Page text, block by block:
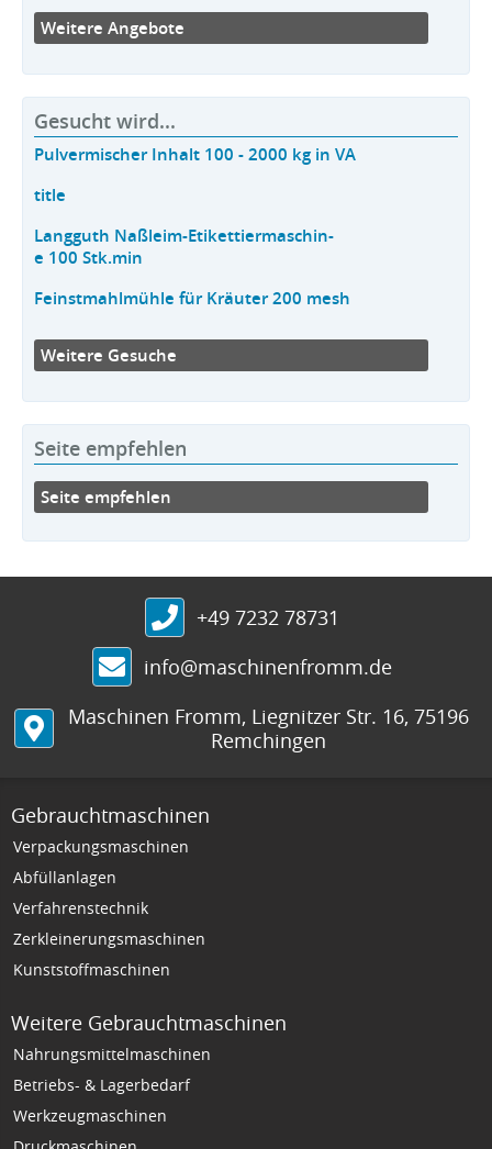
Weitere Angebote
Gesucht wird...
Pulvermischer Inhalt 100 - 2000 kg in VA
title
Langguth Naßleim-Etikettiermaschin-
e 100 Stk.min
Feinstmahlmühle für Kräuter 200 mesh
Weitere Gesuche
Seite empfehlen
Seite empfehlen
+49 7232 78731
info@maschinenfromm.de
Maschinen Fromm, Liegnitzer Str. 16, 75196
Remchingen
Gebrauchtmaschinen
Verpackungsmaschinen
Abfüllanlagen
Verfahrenstechnik
Zerkleinerungsmaschinen
Kunststoffmaschinen
Weitere Gebrauchtmaschinen
Nahrungsmittelmaschinen
Betriebs- & Lagerbedarf
Werkzeugmaschinen